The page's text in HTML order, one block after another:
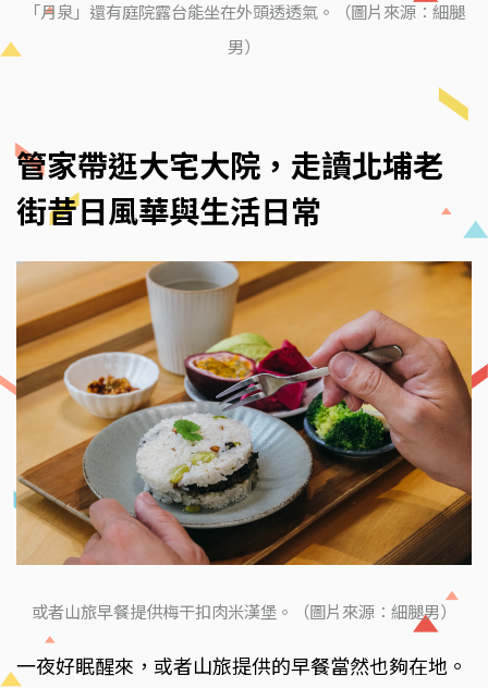
「月泉」還有庭院露台能坐在外頭透透氣。（圖片來源：細腿
男）
管家帶逛大宅大院，走讀北埔老
街昔日風華與生活日常
或者山旅早餐提供梅干扣肉米漢堡。（圖片來源：細腿男）
一夜好眠醒來，或者山旅提供的早餐當然也夠在地。